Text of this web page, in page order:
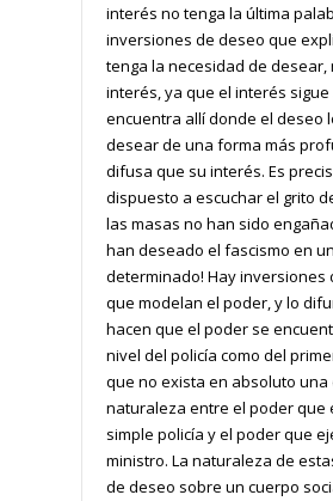
interés no tenga la última
inversiones de deseo que
tenga la necesidad de desear,
interés, ya que el interés
encuentra allí donde el deseo
desear de una forma más
difusa que su interés. Es
dispuesto a escuchar el grito
las masas no han sido
han deseado el fascismo en
determinado! Hay inversiones
que modelan el poder, y lo
hacen que el poder se
nivel del policía como del
que no exista en absoluto
naturaleza entre el poder que
simple policía y el poder que
ministro. La naturaleza de
de deseo sobre un cuerpo